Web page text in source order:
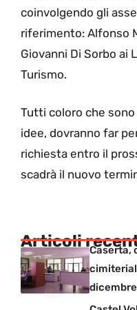
coinvolgendo gli
riferimento: Alfonso
Giovanni Di Sorbo ai
Turismo.
Tutti coloro che
idee, dovranno far
richiesta entro il
scadrà il nuovo
Articoli
Caserta,